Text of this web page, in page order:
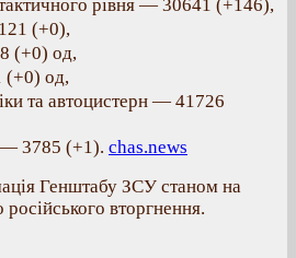
рівня — 30641 (+146),
(+0),
(+0) од,
(+0) од,
та автоцистерн — 41726
— 3785 (+1). chas.news
Генштабу ЗСУ станом на
вторгнення.